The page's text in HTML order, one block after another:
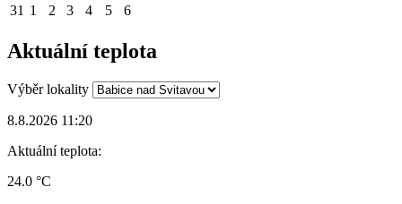
31 1 2 3 4 5 6
Aktuální teplota
Výběr lokality
8.8.2026 11:20
Aktuální teplota:
24.0 °C